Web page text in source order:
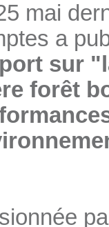
mai
a
sur
forêt